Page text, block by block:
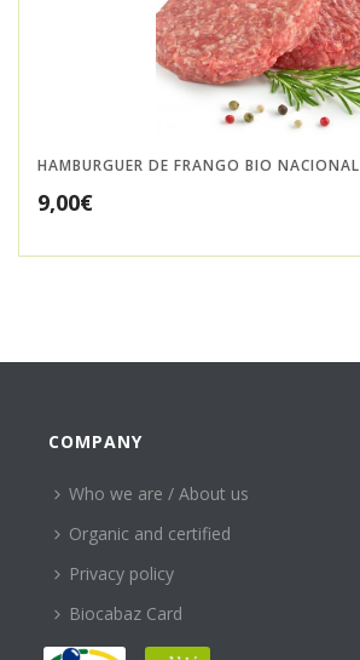
HAMBURGUER DE FRANGO BIO NACIONAL
9,00€
COMPANY
Who we are / About us
Organic and certified
Privacy policy
Biocabaz Card